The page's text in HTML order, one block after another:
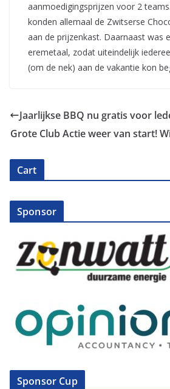
aanmoedigingsprijzen voor 2
konden allemaal de Zwitserse
aan de prijzenkast. Daarnaast was
eremetaal, zodat uiteindelijk
(om de nek) aan de vakantie kon
Jaarlijkse BBQ nu gratis voor
Grote Club Actie weer van start!
Cart
Sponsor
Sponsor Cup